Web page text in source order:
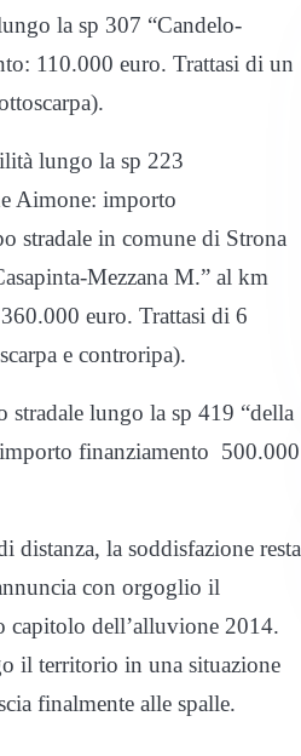
la sp 307 “Candelo-
110.000 euro. Trattasi di un
lungo la sp 223
Aimone: importo
stradale in comune di Strona
Mezzana M.” al km
euro. Trattasi di 6
e controripa).
lungo la sp 419 “della
finanziamento 500.000
distanza, la soddisfazione resta
con orgoglio il
capitolo dell’alluvione 2014.
il territorio in una situazione
finalmente alle spalle.